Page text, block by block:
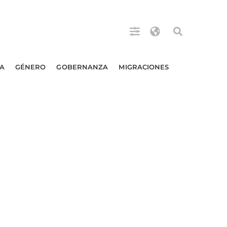
GÉNERO GOBERNANZA MIGRACIONES